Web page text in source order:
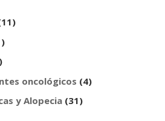
oncológicos (4)
y Alopecia(31)